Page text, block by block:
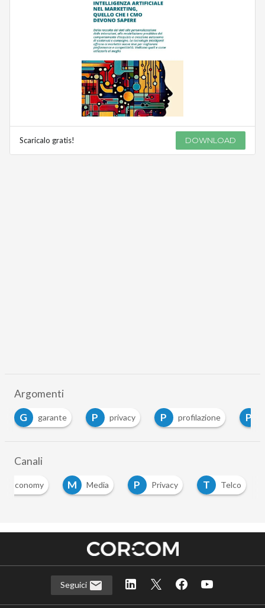
Scaricalo gratis! DOWNLOAD
Argomenti
G
garante P privacy P profilazione P
Canali
Economy M Media P Privacy T Telco
Seguici